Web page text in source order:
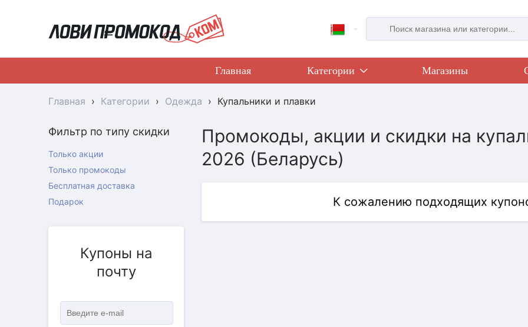
Главная Категории Магазины
Главная › Категории › Одежда › Купальники и плавки
Промокоды, акции и скидки на
2026 (Беларусь)
Фильтр по типу скидки
Только акции
Только промокоды
Бесплатная доставка
Подарок
Купоны на
почту
К сожалению подходящих